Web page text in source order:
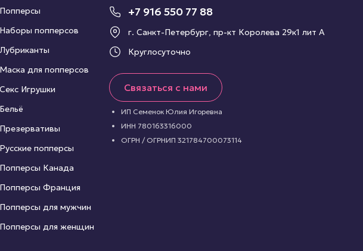
Попперсы
Наборы попперсов
Лубриканты
Маска для попперсов
Секс Игрушки
Бельё
Презервативы
Русские попперсы
Попперсы Канада
Попперсы Франция
Попперсы для мужчин
Попперсы для женщин
+7 916 550 77 88
г. Санкт-Петербург, пр-кт Королева 29к1 лит А
Круглосуточно
Связаться с нами
ИП Семенок Юлия Игоревна
ИНН 780163316000
ОГРН / ОГРНИП 321784700073114